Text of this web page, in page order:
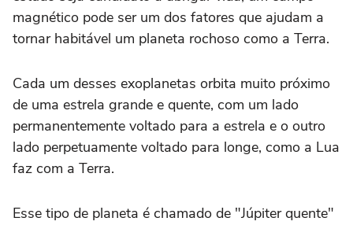
magnético pode ser um dos fatores que ajudam a
tornar habitável um planeta rochoso como a Terra.
Cada um desses exoplanetas orbita muito próximo
de uma estrela grande e quente, com um lado
permanentemente voltado ‌para a estrela e o outro
lado perpetuamente voltado para longe, como a Lua
‌faz com a Terra.
Esse ⁠tipo de planeta ⁠é chamado de "Júpiter quente"